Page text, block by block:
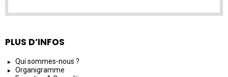
PLUS D’INFOS
Qui sommes-nous ?
Organigramme